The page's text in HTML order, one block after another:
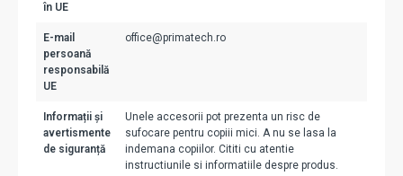
în UE
E-mail
persoană
responsabilă
UE
office@primatech.ro
Informații și
avertismente
de siguranță
Unele accesorii pot prezenta un risc de
sufocare pentru copiii mici. A nu se lasa la
indemana copiilor. Cititi cu atentie
instructiunile si informatiile despre produs.